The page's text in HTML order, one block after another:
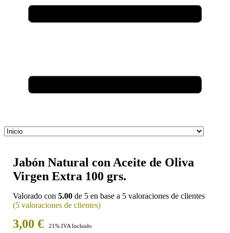
Jabón Natural con Aceite de Oliva
Virgen Extra 100 grs.
Valorado con5.00 de 5 en base a 5 valoraciones de clientes
(5 valoraciones de clientes)
3,00€ 21% IVA Incluido